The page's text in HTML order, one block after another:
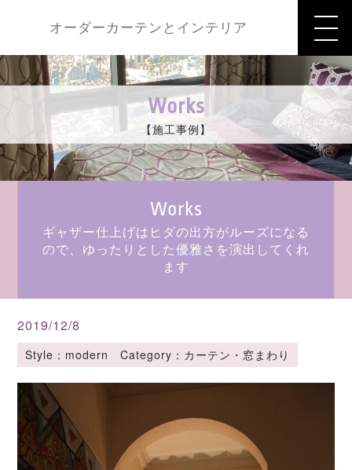
オーダーカーテンとインテリア
Works
【施工事例】
Works
ギャザー仕上げはヒダの出方がルーズになる
ので、ゆったりとした優雅さを演出してくれ
ます
2019/12/8
Style：modern Category：カーテン・窓まわり